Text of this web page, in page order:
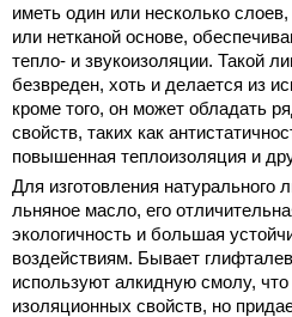
иметь один или несколько
или нетканой основе,
тепло- и звукоизоляции. Такой
безвреден, хоть и делается из
кроме того, он может обладать
свойств, таких как
повышенная теплоизоляция и
Для изготовления натурального
льняное масло, его
экологичность и большая
воздействиям. Бывает
используют алкидную смолу,
изоляционных свойств, но